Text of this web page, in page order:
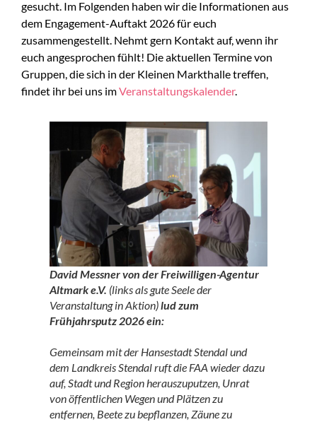
gesucht. Im Folgenden haben wir die Informationen aus
dem Engagement-Auftakt 2026 für euch
zusammengestellt. Nehmt gern Kontakt auf, wenn ihr
euch angesprochen fühlt! Die aktuellen Termine von
Gruppen, die sich in der Kleinen Markthalle treffen,
findet ihr bei uns imVeranstaltungskalender.
David Messner von der Freiwilligen-Agentur
Altmark e.V. (links als gute Seele der
Veranstaltung in Aktion)lud zum
Frühjahrsputz 2026 ein:
Gemeinsam mit der Hansestadt Stendal und
dem Landkreis Stendal ruft die FAA wieder dazu
auf, Stadt und Region herauszuputzen, Unrat
von öffentlichen Wegen und Plätzen zu
entfernen, Beete zu bepflanzen, Zäune zu